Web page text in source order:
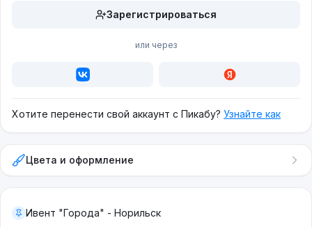
Зарегистрироваться
или через
Хотите перенести свой аккаунт с Пикабу? Узнайте как
Цвета и оформление
Ивент "Города" - Норильск